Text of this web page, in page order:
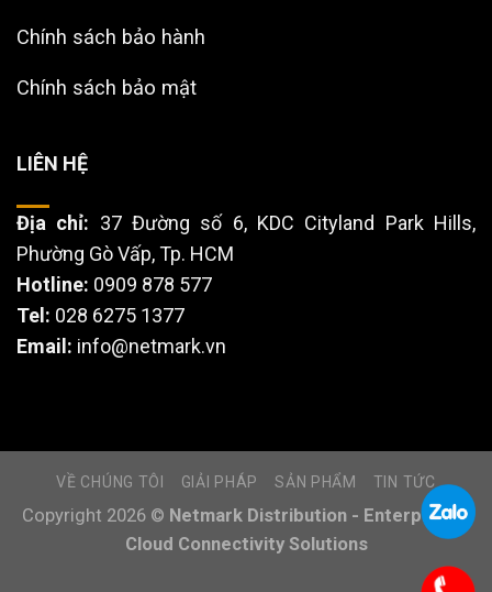
Chính sách bảo hành
Chính sách bảo mật
LIÊN HỆ
Địa chỉ: 37 Đường số 6, KDC Cityland Park Hills,
Phường Gò Vấp, Tp. HCM
Hotline: 0909 878 577
Tel: 028 6275 1377
Email: info@netmark.vn
VỀ CHÚNG TÔI GIẢI PHÁP SẢN PHẨM TIN TỨC
Copyright 2026 © Netmark Distribution - Enterprise &
Cloud Connectivity Solutions